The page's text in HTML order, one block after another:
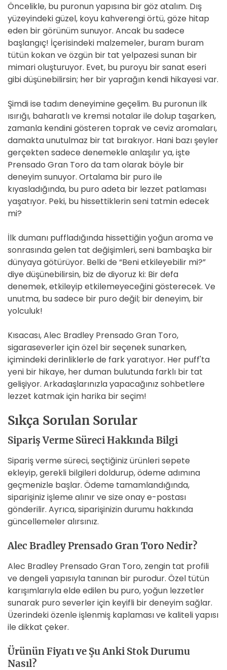
Öncelikle, bu puronun yapısına bir göz atalım. Dış
yüzeyindeki güzel, koyu kahverengi örtü, göze hitap
eden bir görünüm sunuyor. Ancak bu sadece
başlangıç! İçerisindeki malzemeler, buram buram
tütün kokan ve özgün bir tat yelpazesi sunan bir
mimari oluşturuyor. Evet, bu puroyu bir sanat eseri
gibi düşünebilirsin; her bir yaprağın kendi hikayesi var.
Şimdi ise tadım deneyimine geçelim. Bu puronun ilk
ısırığı, baharatlı ve kremsi notalar ile dolup taşarken,
zamanla kendini gösteren toprak ve ceviz aromaları,
damakta unutulmaz bir tat bırakıyor. Hani bazı şeyler
gerçekten sadece denemekle anlaşılır ya, işte
Prensado Gran Toro da tam olarak böyle bir
deneyim sunuyor. Ortalama bir puro ile
kıyasladığında, bu puro adeta bir lezzet patlaması
yaşatıyor. Peki, bu hissettiklerin seni tatmin edecek
mi?
İlk dumanı puffladığında hissettiğin yoğun aroma ve
sonrasında gelen tat değişimleri, seni bambaşka bir
dünyaya götürüyor. Belki de “Beni etkileyebilir mi?”
diye düşünebilirsin, biz de diyoruz ki: Bir defa
denemek, etkileyip etkilemeyeceğini gösterecek. Ve
unutma, bu sadece bir puro değil; bir deneyim, bir
yolculuk!
Kısacası, Alec Bradley Prensado Gran Toro,
sigaraseverler için özel bir seçenek sunarken,
içimindeki derinliklerle de fark yaratıyor. Her puff'ta
yeni bir hikaye, her duman bulutunda farklı bir tat
gelişiyor. Arkadaşlarınızla yapacağınız sohbetlere
lezzet katmak için harika bir seçim!
Sıkça Sorulan Sorular
Sipariş Verme Süreci Hakkında Bilgi
Sipariş verme süreci, seçtiğiniz ürünleri sepete
ekleyip, gerekli bilgileri doldurup, ödeme adımına
geçmenizle başlar. Ödeme tamamlandığında,
siparişiniz işleme alınır ve size onay e-postası
gönderilir. Ayrıca, siparişinizin durumu hakkında
güncellemeler alırsınız.
Alec Bradley Prensado Gran Toro Nedir?
Alec Bradley Prensado Gran Toro, zengin tat profili
ve dengeli yapısıyla tanınan bir purodur. Özel tütün
karışımlarıyla elde edilen bu puro, yoğun lezzetler
sunarak puro severler için keyifli bir deneyim sağlar.
Üzerindeki özenle işlenmiş kaplaması ve kaliteli yapısı
ile dikkat çeker.
Ürünün Fiyatı ve Şu Anki Stok Durumu
Nasıl?